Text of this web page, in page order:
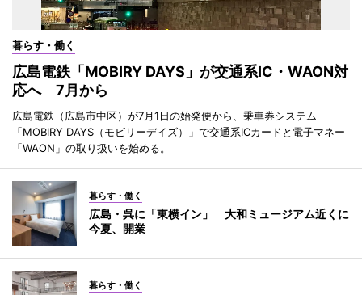
暮らす・働く
広島電鉄「MOBIRY DAYS」が交通系IC・WAON対
応へ 7月から
広島電鉄（広島市中区）が7月1日の始発便から、乗車券システム
「MOBIRY DAYS（モビリーデイズ）」で交通系ICカードと電子マネー
「WAON」の取り扱いを始める。
暮らす・働く
広島・呉に「東横イン」 大和ミュージアム近くに
今夏、開業
暮らす・働く